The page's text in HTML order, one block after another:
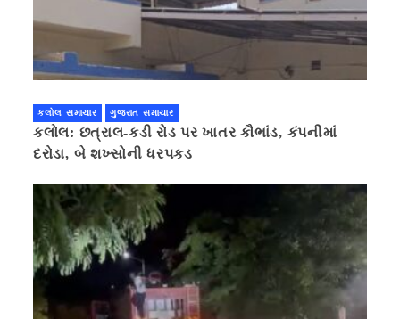
કલોલ સમાચાર ગુજરાત સમાચાર
કલોલ: છત્રાલ-કડી રોડ પર ખાતર કૌભાંડ, કંપનીમાં
દરોડા, બે શખ્સોની ધરપકડ